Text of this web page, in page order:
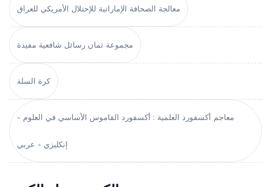
معالجة الصحافة الإماراتية للإحتلال الأمريكي للعراق
مجموعة ثمان رسائل شافعية مفيدة
كرة السلة
معاجم أكسفورد العلمية : أكسفورد القاموس الأساسي في العلوم -
إنكليزي - عربي